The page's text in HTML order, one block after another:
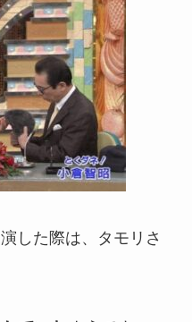
した際は、タモリさ